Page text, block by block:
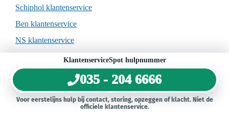
Schiphol klantenservice
Ben klantenservice
NS klantenservice
© 2026 Klantenservice Spot
KlantenserviceSpot hulpnummer
035 - 2046666
Voor eerstelijns hulp bij contact, storing, opzeggen of klacht. Niet de
officiele klantenservice.